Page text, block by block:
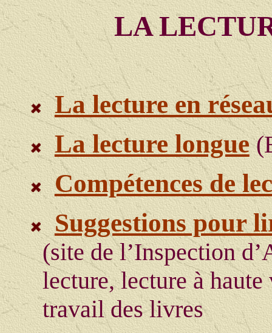
LA
La lecture en
La lecture longue
Compétences de
Suggestions pour
(site de l’Inspection
lecture, lecture à
travail des livres